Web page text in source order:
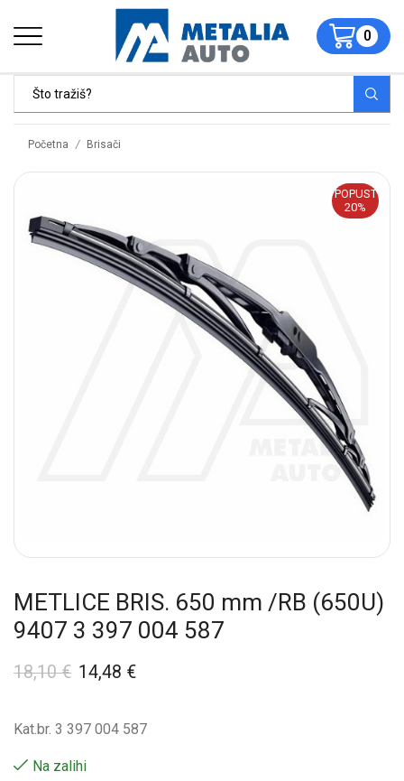
0
Početna / Brisači
POPUST
20%
METLICE BRIS. 650 mm /RB (650U)
9407 3 397 004 587
18,10€ 14,48 €
Kat.br. 3 397 004 587
Na zalihi